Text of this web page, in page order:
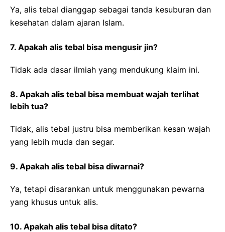
Ya, alis tebal dianggap sebagai tanda kesuburan dan
kesehatan dalam ajaran Islam.
7. Apakah alis tebal bisa mengusir jin?
Tidak ada dasar ilmiah yang mendukung klaim ini.
8. Apakah alis tebal bisa membuat wajah terlihat
lebih tua?
Tidak, alis tebal justru bisa memberikan kesan wajah
yang lebih muda dan segar.
9. Apakah alis tebal bisa diwarnai?
Ya, tetapi disarankan untuk menggunakan pewarna
yang khusus untuk alis.
10. Apakah alis tebal bisa ditato?